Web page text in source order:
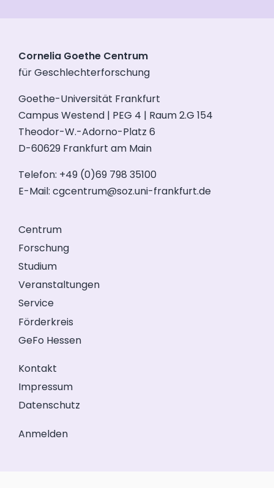
Cornelia Goethe Centrum
für Geschlechterforschung
Goethe-Universität Frankfurt
Campus Westend | PEG 4 | Raum 2.G 154
Theodor-W.-Adorno-Platz 6
D-60629 Frankfurt am Main
Telefon: +49 (0)69 798 35100
E-Mail: cgcentrum@soz.uni-frankfurt.de
Centrum
Forschung
Studium
Veranstaltungen
Service
Förderkreis
GeFo Hessen
Kontakt
Impressum
Datenschutz
Anmelden